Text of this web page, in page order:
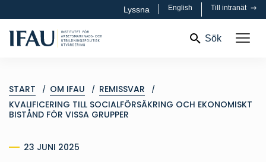
Lyssna English Till intranät
Sök
START OM IFAU
REMISSVAR
KVALIFICERING TILL SOCIALFÖRSÄKRING OCH EKONOMISKT
BISTÅND FÖR VISSA GRUPPER
23 JUNI 2025